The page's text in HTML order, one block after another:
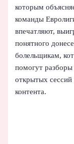
которым
команды
впечатляют,
понятного
болельщикам,
помогут
открытых сессий
контента.